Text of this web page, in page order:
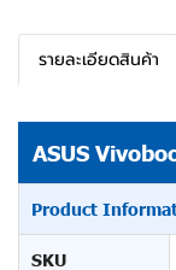
รายละเอียดสินค้า
ASUS
Product
SKU